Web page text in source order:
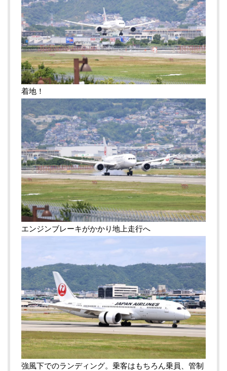
着地！
エンジンブレーキがかかり地上走行へ
強風下でのランディング。乗客はもちろん乗員、管制